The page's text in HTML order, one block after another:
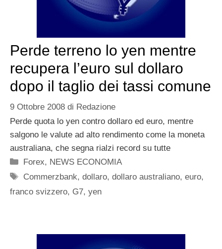
Perde terreno lo yen mentre
recupera l’euro sul dollaro
dopo il taglio dei tassi comune
9 Ottobre 2008 di Redazione
Perde quota lo yen contro dollaro ed euro, mentre
salgono le valute ad alto rendimento come la moneta
australiana, che segna rialzi record su tutte
Categorie
Forex, NEWS ECONOMIA
Tag
Commerzbank,dollaro,dollaro australiano,euro,
franco svizzero, G7, yen